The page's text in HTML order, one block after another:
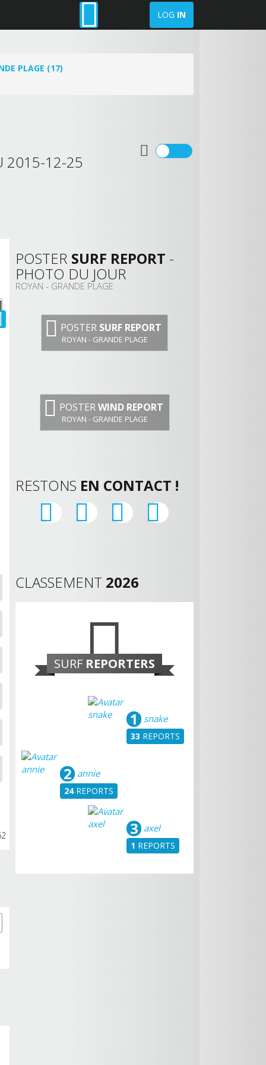
LOG IN
PLAGE (17)
2015-12-25
POSTER SURF REPORT -
PHOTO DU JOUR
ROYAN - GRANDE PLAGE
POSTER SURF REPORT
ROYAN - GRANDE PLAGE
POSTERWIND REPORT
ROYAN - GRANDE PLAGE
RESTONS EN CONTACT !
CLASSEMENT 2026
SURF REPORTERS
snake
1
33 REPORTS
annie
2
24REPORTS
axel
3
1 REPORTS